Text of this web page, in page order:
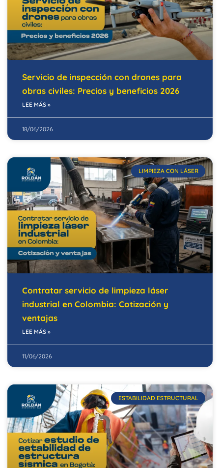
Servicio de inspección con drones para
obras civiles: Precios y beneficios 2026
LEE MÁS »
18/06/2026
LIMPIEZA CON LÁSER
Contratar servicio de limpieza láser
industrial en Colombia: Cotización y
ventajas
LEE MÁS »
11/06/2026
ESTABILIDAD ESTRUCTURAL